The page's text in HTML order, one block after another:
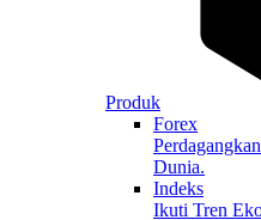
Produk
Forex
Dunia.
Indeks
Ikuti Tren